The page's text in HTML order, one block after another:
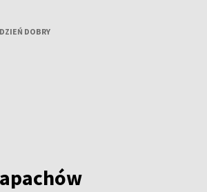
wyzwaniami, które wszyscy znamy aż za
DOBRY